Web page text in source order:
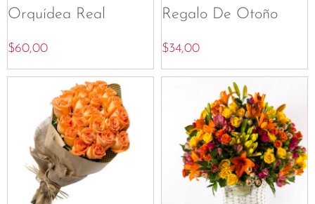
Orquídea Real
$60,00
Regalo De Otoño
$34,00